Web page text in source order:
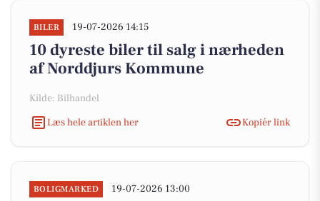
BILER 19-07-2026 14:15
10 dyreste biler til salg i nærheden
af Norddjurs Kommune
Kilde: Bilhandel
Læs hele artiklen her
Kopiér link
BOLIGMARKED 19-07-2026 13:00